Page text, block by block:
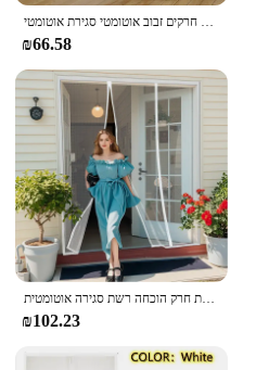
₪66.58
מסך דלת מגנטי לבן רשת יתוש בגודל מותאם אישית גודל רשת בלתי נראה חרק רשת חרק הוכחה רשת סגירה אוטומטית
₪102.23